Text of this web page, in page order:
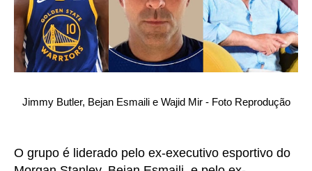
Jimmy Butler, Bejan Esmaili e Wajid Mir - Foto Reprodução
O grupo é liderado pelo ex-executivo esportivo do